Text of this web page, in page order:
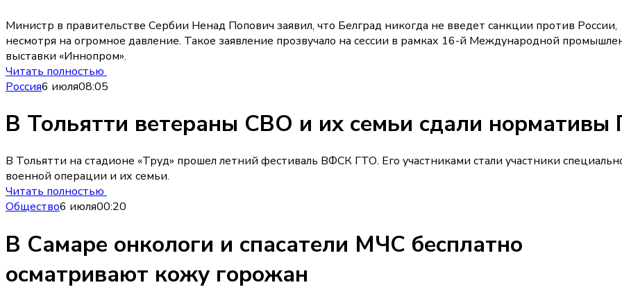
Министр в правительстве Сербии Ненад Попович заявил, что Белград никогда не введет санкции против России,
несмотря на огромное давление. Такое заявление прозвучало на сессии в рамках 16-й Международной
выставки «Иннопром».
Читать полностью
Россия6 июля08:05
В Тольятти ветераны СВО и их семьи сдали нормативы
В Тольятти на стадионе «Труд» прошел летний фестиваль ВФСК ГТО. Его участниками стали участники
военной операции и их семьи.
Читать полностью
Общество6 июля00:20
В Самаре онкологи и спасатели МЧС бесплатно
осматривают кожу горожан